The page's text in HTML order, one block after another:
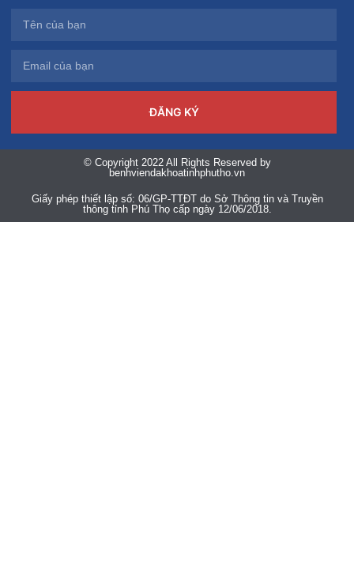
ĐĂNG KÝ
© Copyright 2022 All Rights Reserved by
benhviendakhoatinhphutho.vn
Giấy phép thiết lập số: 06/GP-TTĐT do Sở Thông tin và Truyền
thông tỉnh Phú Thọ cấp ngày 12/06/2018.